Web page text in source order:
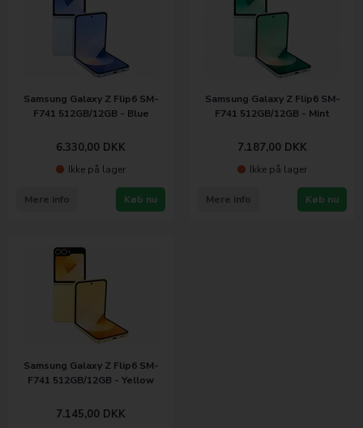
Samsung Galaxy Z Flip6 SM-
F741 512GB/12GB - Blue
6.330,00 DKK
Ikke på lager
Køb nu
Mere info
Samsung Galaxy Z Flip6 SM-
F741 512GB/12GB - Mint
7.187,00 DKK
Ikke på lager
Køb nu
Mere info
Samsung Galaxy Z Flip6 SM-
F741 512GB/12GB - Yellow
7.145,00 DKK